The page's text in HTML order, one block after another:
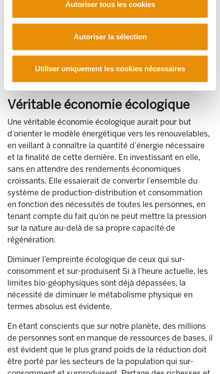
Autoriser tous les cookies
Autoriser la sélection
Utiliser uniquement les cookies nécessaires
capitaliste (la production au service du bénéfice, la
tendance à l’accumulation, la concurrence entre
capitaux, etc.) empêchent de procéder aux
transformations et investissements nécessaires, pour
redessiner de façon urgente un modèle productif et
énergétique protégeant les personnes.
Véritable économie écologique
Une véritable économie écologique aurait pour but
d’orienter le modèle énergétique vers les renouvelables,
en veillant à connaître la quantité d’énergie nécessaire
et la finalité de cette dernière. En investissant en elle,
sans en attendre des rendements économiques
croissants. Elle essaierait de convertir l’ensemble du
système de production-distribution et consommation
en fonction des nécessités de toutes les personnes, en
tenant compte du fait qu’on ne peut mettre la pression
sur la nature au-delà de sa propre capacité de
régénération.
Diminuer l’empreinte écologique de ceux qui sur-
consomment et sur-produisent Si à l’heure actuelle, les
limites bio-géophysiques sont déjà dépassées, la
nécessité de diminuer le métabolisme physique en
termes absolus est évidente.
En étant conscients que sur notre planète, des millions
de personnes sont en manque de ressources de bases, il
est évident que le plus grand poids de la réduction doit
être porté par les secteurs de la population qui sur-